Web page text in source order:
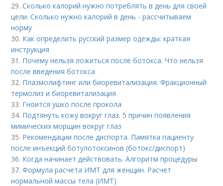
29.Сколько калорий нужно потреблять в день для своей
цели. Сколько нужно калорий в день - рассчитываем
норму
30. Как определить русский размер одежды: краткая
инструкция
31. Почему нельзя ложиться после ботокса. Что нельзя
после введения ботокса
32. Плазмолифтинг или биоревитализация. Фракционный
термолиз и биоревитализация
33. Гноится ушко после прокола
34. Подтянуть кожу вокруг глаз. 5 причин появления
мимических морщин вокруг глаз
35. Рекомендации после диспорта. Памятка пациенту
после инъекций ботулотоксинов (ботокс/диспорт)
36. Когда начинает действовать. Алгоритм процедуры
37.Формула расчета ИМТ для женщин. Расчет
нормальной массы тела (ИМТ)